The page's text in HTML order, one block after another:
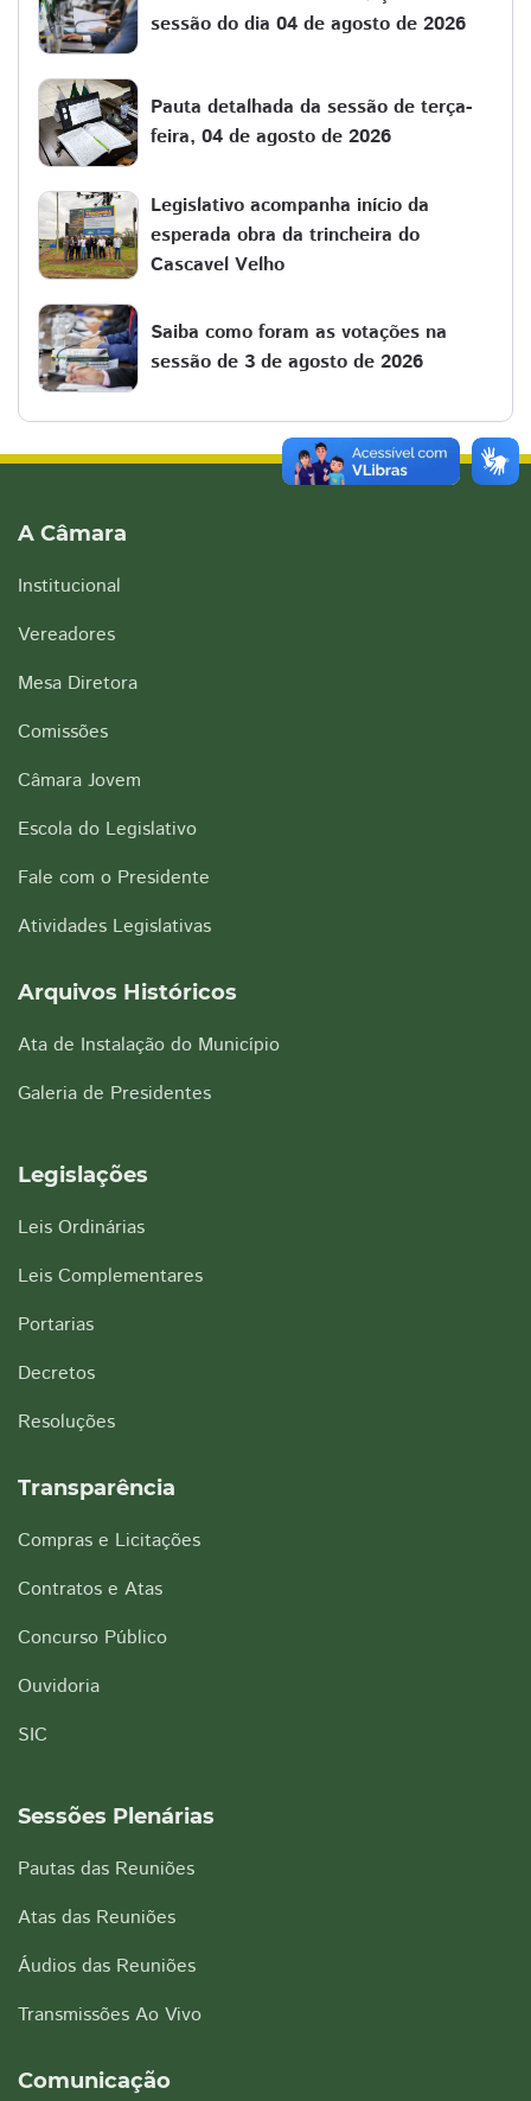
sessão do dia 04 de agosto de 2026
Pauta detalhada da sessão de terça-
feira, 04 de agosto de 2026
Legislativo acompanha início da
esperada obra da trincheira do
Cascavel Velho
Saiba como foram as votações na
sessão de 3 de agosto de 2026
A Câmara
Institucional
Vereadores
Mesa Diretora
Comissões
Câmara Jovem
Escola do Legislativo
Fale com o Presidente
Atividades Legislativas
Arquivos Históricos
Ata de Instalação do Município
Galeria de Presidentes
Legislações
Leis Ordinárias
Leis Complementares
Portarias
Decretos
Resoluções
Transparência
Compras e Licitações
Contratos e Atas
Concurso Público
Ouvidoria
SIC
Sessões Plenárias
Pautas das Reuniões
Atas das Reuniões
Áudios das Reuniões
Transmissões Ao Vivo
Comunicação